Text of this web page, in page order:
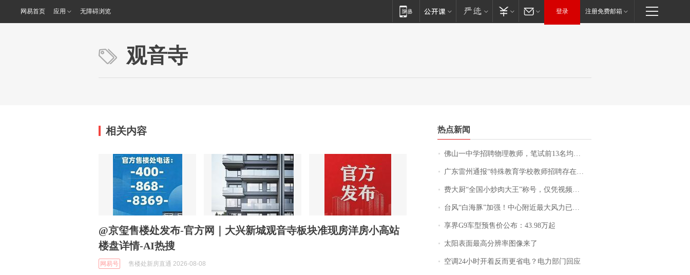
网易首页 应用 无障碍浏览 登录 注册免费邮箱
观音寺
相关内容
@京玺售楼处发布-官方网｜大兴新城观音寺板块准现房洋房小高站
楼盘详情-AI热搜
网易号 售楼处新房直通 2026-08-08
热点新闻
佛山一中学招聘物理教师，笔试前13名均遭淘汰？教育局：已叫停招聘，成立调查组全面核查
广东雷州通报“特殊教育学校教师招聘存在违规行为”：已启动问责程序 副校长被停职
费大厨“全国小炒肉大王”称号，仅凭视频评出？中国烹饪协会回应
台风“白海豚”加强！中心附近最大风力已达15级 最新研判
享界G9车型预售价公布：43.98万起
太阳表面最高分辨率图像来了
空调24小时开着反而更省电？电力部门回应